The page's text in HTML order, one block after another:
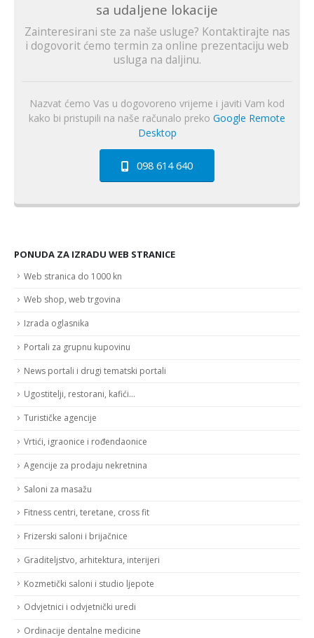
sa udaljene lokacije
Zainteresirani ste za naše usluge? Kontaktirajte nas
i dogovorit ćemo termin za online prezentaciju web
usluga na daljinu.
Nazvat ćemo Vas u dogovoreno vrijeme i javiti Vam kod
kako bi pristupili na naše računalo preko Google Remote
Desktop
098 614 640
PONUDA ZA IZRADU WEB STRANICE
Web stranica do 1000 kn
Web shop, web trgovina
Izrada oglasnika
Portali za grupnu kupovinu
News portali i drugi tematski portali
Ugostitelji, restorani, kafići…
Turističke agencije
Vrtići, igraonice i rođendaonice
Agencije za prodaju nekretnina
Saloni za masažu
Fitness centri, teretane, cross fit
Frizerski saloni i brijačnice
Graditeljstvo, arhitektura, interijeri
Kozmetički saloni i studio ljepote
Odvjetnici i odvjetnički uredi
Ordinacije dentalne medicine